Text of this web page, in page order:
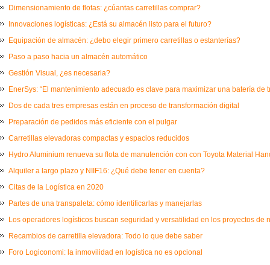
Dimensionamiento de flotas: ¿cúantas carretillas comprar?
Innovaciones logísticas: ¿Está su almacén listo para el futuro?
Equipación de almacén: ¿debo elegir primero carretillas o estanterías?
Paso a paso hacia un almacén automático
Gestión Visual, ¿es necesaria?
EnerSys: “El mantenimiento adecuado es clave para maximizar una batería de
Dos de cada tres empresas están en proceso de transformación digital
Preparación de pedidos más eficiente con el pulgar
Carretillas elevadoras compactas y espacios reducidos
Hydro Aluminium renueva su flota de manutención con con Toyota Material
Alquiler a largo plazo y NIIF16: ¿Qué debe tener en cuenta?
Citas de la Logística en 2020
Partes de una transpaleta: cómo identificarlas y manejarlas
Los operadores logísticos buscan seguridad y versatilidad en los proyectos de
Recambios de carretilla elevadora: Todo lo que debe saber
Foro Logiconomi: la inmovilidad en logística no es opcional